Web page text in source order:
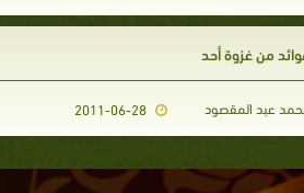
من غزوة أحد
عبد المقصود